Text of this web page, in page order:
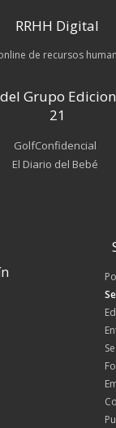
RRHH Digital
de recursos
Grupo
21
GolfConfidencial
El Diario del Bebé